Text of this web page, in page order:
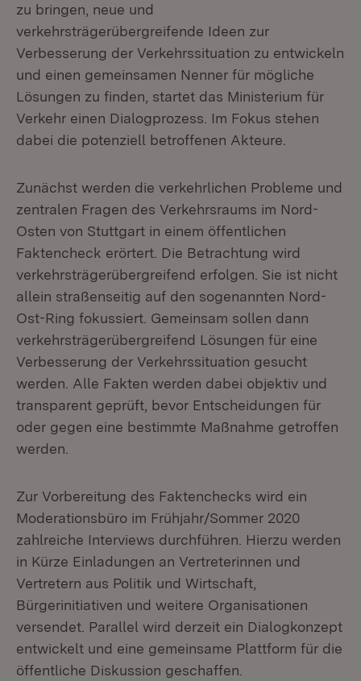
zu bringen, neue und
verkehrsträgerübergreifende Ideen zur
Verbesserung der Verkehrssituation zu entwickeln
und einen gemeinsamen Nenner für mögliche
Lösungen zu finden, startet das Ministerium für
Verkehr einen Dialogprozess. Im Fokus stehen
dabei die potenziell betroffenen Akteure.
Zunächst werden die verkehrlichen Probleme und
zentralen Fragen des Verkehrsraums im Nord-
Osten von Stuttgart in einem öffentlichen
Faktencheck erörtert. Die Betrachtung wird
verkehrsträgerübergreifend erfolgen. Sie ist nicht
allein straßenseitig auf den sogenannten Nord-
Ost-Ring fokussiert. Gemeinsam sollen dann
verkehrsträgerübergreifend Lösungen für eine
Verbesserung der Verkehrssituation gesucht
werden. Alle Fakten werden dabei objektiv und
transparent geprüft, bevor Entscheidungen für
oder gegen eine bestimmte Maßnahme getroffen
werden.
Zur Vorbereitung des Faktenchecks wird ein
Moderationsbüro im Frühjahr/Sommer 2020
zahlreiche Interviews durchführen. Hierzu werden
in Kürze Einladungen an Vertreterinnen und
Vertretern aus Politik und Wirtschaft,
Bürgerinitiativen und weitere Organisationen
versendet. Parallel wird derzeit ein Dialogkonzept
entwickelt und eine gemeinsame Plattform für die
öffentliche Diskussion geschaffen.